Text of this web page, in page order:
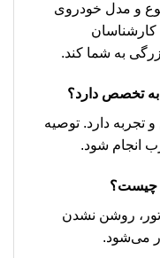
نوع و مدل خودروی
کارشناسان
به شما کند.
تجربه دارد. توصیه
انجام شود.
روشن نشدن
می‌شود.